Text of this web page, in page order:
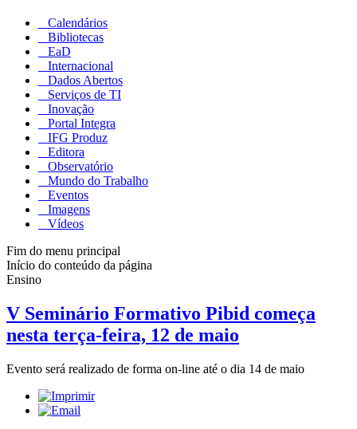
Calendários
Bibliotecas
EaD
Internacional
Dados Abertos
Serviços de TI
Inovação
Portal Integra
IFG Produz
Editora
Observatório
Mundo do Trabalho
Eventos
Imagens
Vídeos
Fim do menu principal
Início do conteúdo da página
Ensino
V Seminário Formativo Pibid começa
nesta terça-feira, 12 de maio
Evento será realizado de forma on-line até o dia 14 de maio